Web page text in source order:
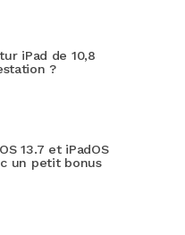
iPad de 10,8
?
13.7 et iPadOS
un petit bonus